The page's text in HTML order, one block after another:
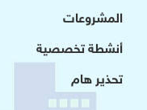
المشروعات
أنشطة تخصصية
تحذير هام